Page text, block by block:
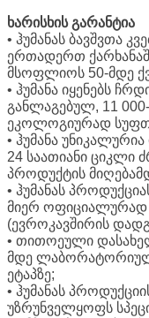
ხარისხის გარანტია
• ჰუმანას ბავშვთა
ერთადერთ
მსოფლიოს 50-მდე
• ჰუმანა იყენებს
განლაგებულ, 11
ეკოლოგიურად
• ჰუმანა
24 საათიანი
პროდუქტის
• ჰუმანას
მიერ
(ევროკავშირის
• თითოეული
მდე
ეტაპზე;
• ჰუმანას
უზრუნველყოფს